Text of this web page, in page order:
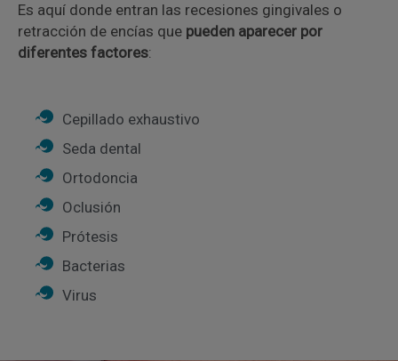
Es aquí donde entran las recesiones gingivales o
retracción de encías que pueden aparecer por
diferentes factores:
Cepillado exhaustivo
Seda dental
Ortodoncia
Oclusión
Prótesis
Bacterias
Virus